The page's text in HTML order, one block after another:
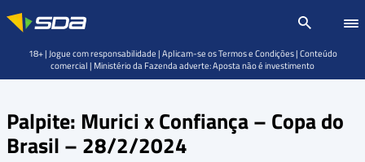
Palpite: Murici x Confiança – Copa do
Brasil – 28/2/2024
18+ | Jogue com responsabilidade | Aplicam-se os Termos e Condições | Conteúdo
comercial | Ministério da Fazenda adverte: Aposta não é investimento